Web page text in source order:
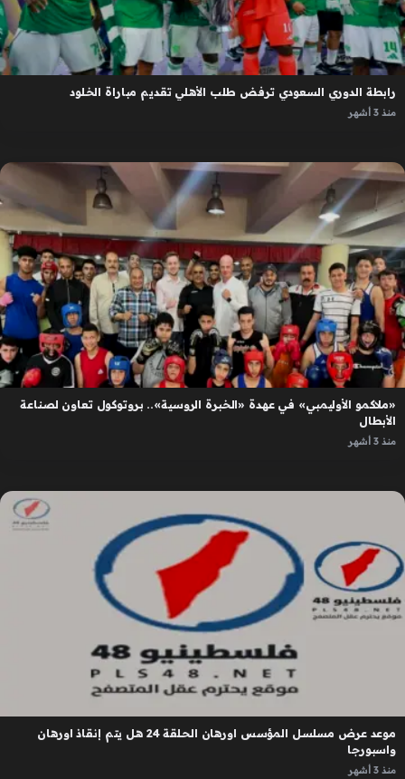
رابطة الدوري السعودي ترفض طلب الأهلي تقديم مباراة الخلود
منذ 3 أشهر
«ملاكمو الأوليمبي» في عهدة «الخبرة الروسية».. بروتوكول تعاون لصناعة
الأبطال
منذ 3 أشهر
موعد عرض مسلسل المؤسس اورهان الحلقة 24 هل يتم إنقاذ اورهان
واسبورجا
منذ 3 أشهر